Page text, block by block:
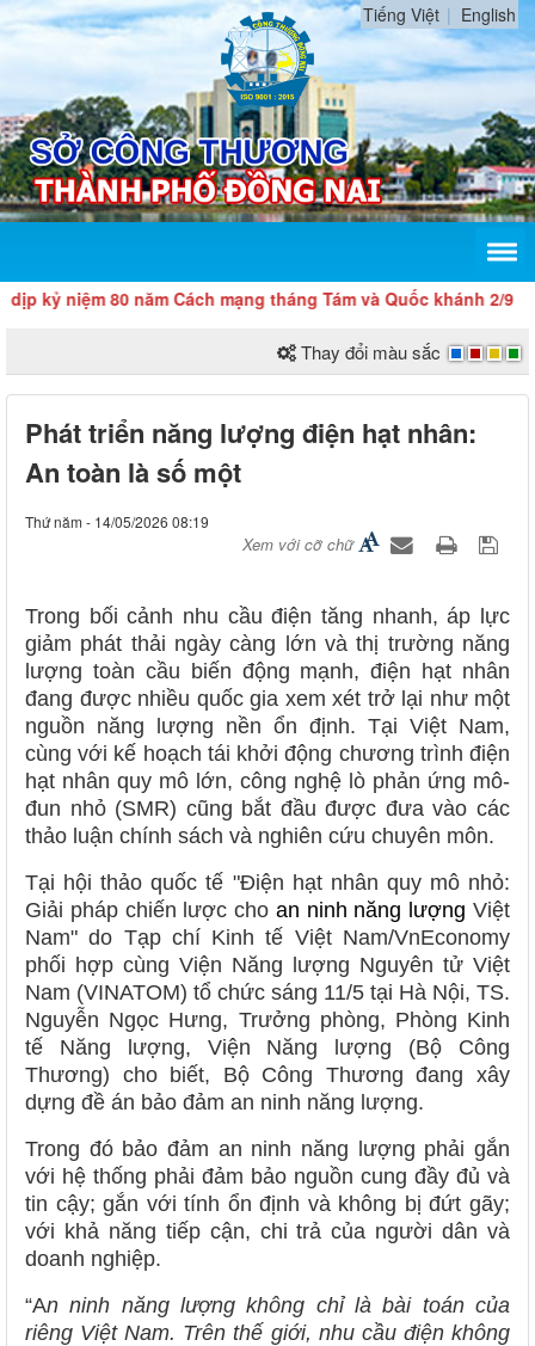
Tiếng Việt English
80 năm Cách mạng tháng Tám và Quốc khánh 2/9
Thay đổi màu sắc
Phát triển năng lượng điện hạt nhân:
An toàn là số một
Thứ năm - 14/05/2026 08:19
Xem với cỡ chữ
Trong bối cảnh nhu cầu điện tăng nhanh, áp lực
giảm phát thải ngày càng lớn và thị trường năng
lượng toàn cầu biến động mạnh, điện hạt nhân
đang được nhiều quốc gia xem xét trở lại như một
nguồn năng lượng nền ổn định. Tại Việt Nam,
cùng với kế hoạch tái khởi động chương trình điện
hạt nhân quy mô lớn, công nghệ lò phản ứng mô-
đun nhỏ (SMR) cũng bắt đầu được đưa vào các
thảo luận chính sách và nghiên cứu chuyên môn.
Tại hội thảo quốc tế "Điện hạt nhân quy mô nhỏ:
Giải pháp chiến lược cho an ninh năng lượng Việt
Nam" do Tạp chí Kinh tế Việt Nam/VnEconomy
phối hợp cùng Viện Năng lượng Nguyên tử Việt
Nam (VINATOM) tổ chức sáng 11/5 tại Hà Nội, TS.
Nguyễn Ngọc Hưng, Trưởng phòng, Phòng Kinh
tế Năng lượng, Viện Năng lượng (Bộ Công
Thương) cho biết, Bộ Công Thương đang xây
dựng đề án bảo đảm an ninh năng lượng.
Trong đó bảo đảm an ninh năng lượng phải gắn
với hệ thống phải đảm bảo nguồn cung đầy đủ và
tin cậy; gắn với tính ổn định và không bị đứt gãy;
với khả năng tiếp cận, chi trả của người dân và
doanh nghiệp.
“An ninh năng lượng không chỉ là bài toán của
riêng Việt Nam. Trên thế giới, nhu cầu điện không